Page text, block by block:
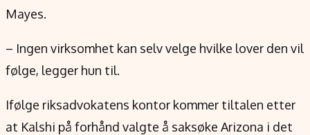
Mayes.
– Ingen virksomhet kan selv velge hvilke lover den vil
følge, legger hun til.
Ifølge riksadvokatens kontor kommer tiltalen etter
at Kalshi på forhånd valgte å saksøke Arizona i det